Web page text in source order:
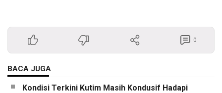
0
BACA JUGA
Kondisi Terkini Kutim Masih Kondusif Hadapi